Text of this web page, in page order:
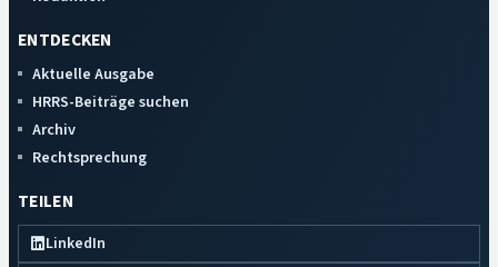
ENTDECKEN
Aktuelle Ausgabe
HRRS-Beiträge suchen
Archiv
Rechtsprechung
TEILEN
LinkedIn